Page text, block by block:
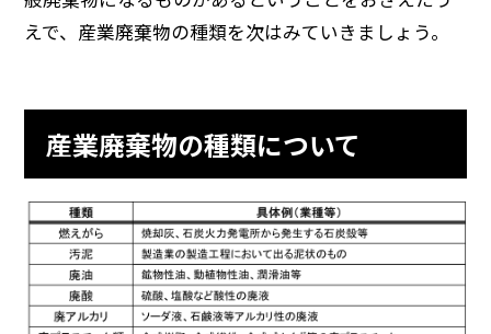
えで、産業廃棄物の種類を次はみていきましょう。
産業廃棄物の種類について